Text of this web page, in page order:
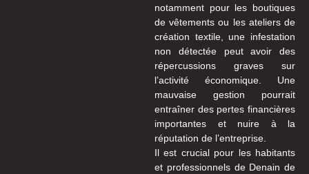
notamment pour les boutiques
de vêtements ou les ateliers de
création textile, une infestation
non détectée peut avoir des
répercussions graves sur
l’activité économique. Une
mauvaise gestion pourrait
entraîner des pertes financières
importantes et nuire à la
réputation de l’entreprise.
Il est crucial pour les habitants
et professionnels de Denain de